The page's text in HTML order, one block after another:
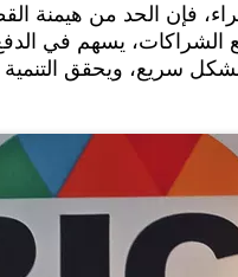
فإن الحد من هيمنة
الشراكات، يسهم في
سريع، ويحقق التنمية